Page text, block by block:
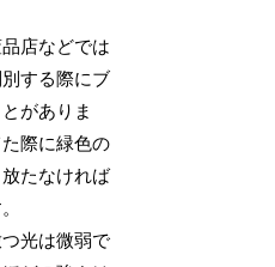
店などでは
する際にブ
がありま
際に緑色の
たなければ
光は微弱で